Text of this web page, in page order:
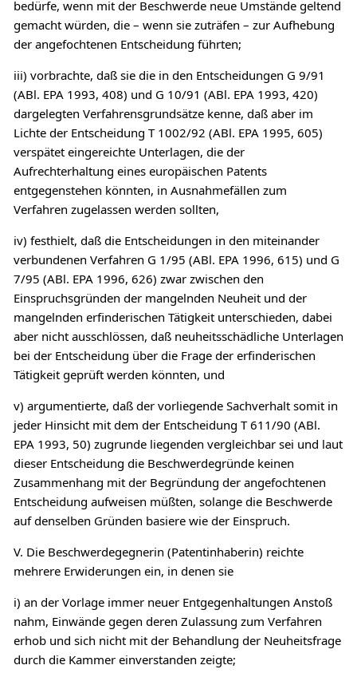
bedürfe, wenn mit der Beschwerde neue Umstände geltend
gemacht würden, die – wenn sie zuträfen – zur Aufhebung
der angefochtenen Entscheidung führten;
iii) vorbrachte, daß sie die in den Entscheidungen G 9/91
(ABl. EPA 1993, 408) und G 10/91 (ABl. EPA 1993, 420)
dargelegten Verfahrensgrundsätze kenne, daß aber im
Lichte der Entscheidung T 1002/92 (ABl. EPA 1995, 605)
verspätet eingereichte Unterlagen, die der
Aufrechterhaltung eines europäischen Patents
entgegenstehen könnten, in Ausnahmefällen zum
Verfahren zugelassen werden sollten,
iv) festhielt, daß die Entscheidungen in den miteinander
verbundenen Verfahren G 1/95 (ABl. EPA 1996, 615) und G
7/95 (ABl. EPA 1996, 626) zwar zwischen den
Einspruchsgründen der mangelnden Neuheit und der
mangelnden erfinderischen Tätigkeit unterschieden, dabei
aber nicht ausschlössen, daß neuheitsschädliche Unterlagen
bei der Entscheidung über die Frage der erfinderischen
Tätigkeit geprüft werden könnten, und
v) argumentierte, daß der vorliegende Sachverhalt somit in
jeder Hinsicht mit dem der Entscheidung T 611/90 (ABl.
EPA 1993, 50) zugrunde liegenden vergleichbar sei und laut
dieser Entscheidung die Beschwerdegründe keinen
Zusammenhang mit der Begründung der angefochtenen
Entscheidung aufweisen müßten, solange die Beschwerde
auf denselben Gründen basiere wie der Einspruch.
V. Die Beschwerdegegnerin (Patentinhaberin) reichte
mehrere Erwiderungen ein, in denen sie
i) an der Vorlage immer neuer Entgegenhaltungen Anstoß
nahm, Einwände gegen deren Zulassung zum Verfahren
erhob und sich nicht mit der Behandlung der Neuheitsfrage
durch die Kammer einverstanden zeigte;